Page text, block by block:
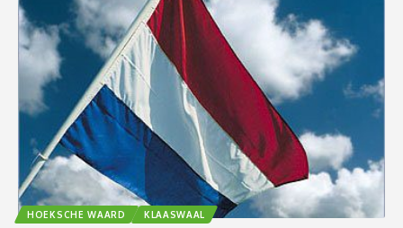
HOEKSCHE WAARD KLAASWAAL